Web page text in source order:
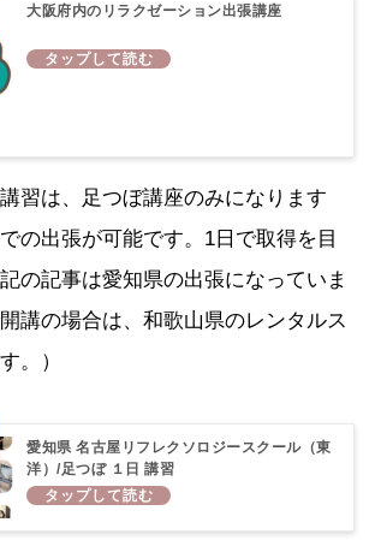
大阪府内のリラクゼーション出張講座
習は、足つぼ講座のみになります
の出張が可能です。1日で取得を目
の記事は愛知県の出張になっていま
講の場合は、和歌山県のレンタルス
。）
愛知県 名古屋リフレクソロジースクール（東
洋）/足つぼ １日 講習